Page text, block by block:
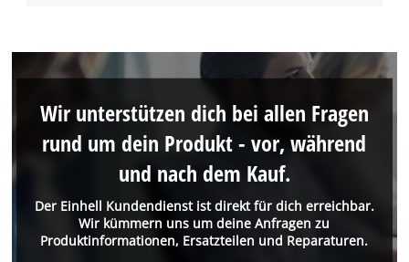
Der Einhell Kundendienst ist direkt für dich erreichbar.
Wir kümmern uns um deine Anfragen zu
Produktinformationen, Ersatzteilen und Reparaturen.
Wir unterstützen dich bei allen Fragen
rund um dein Produkt - vor, während
und nach dem Kauf.